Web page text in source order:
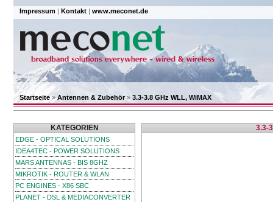
Impressum | Kontakt | www.meconet.de
Startseite»Antennen & Zubehör » 3.3-3.8 GHz WLL, WiMAX
KATEGORIEN
EDGE - OPTICAL SOLUTIONS
IDEA4TEC - POWER SOLUTIONS
MARS ANTENNAS - BIS 8GHZ
MIKROTIK - ROUTER & WLAN
PC ENGINES - X86 SBC
PLANET - DSL & MEDIACONVERTER
3.3-